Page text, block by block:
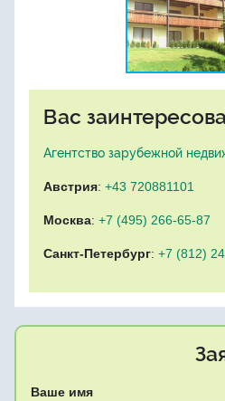
Вас
Агентство зарубежной
Австрия: +43 720881101
Москва: +7 (495) 266-65-87
Санкт-Петербург: +7 (812)
Ваше имя